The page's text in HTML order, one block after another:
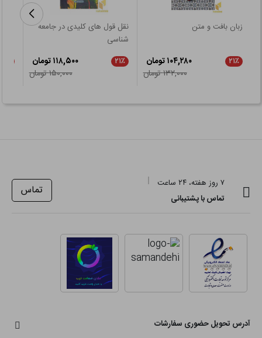
زبان بافت و متن
۲۱٪
۱۰۴,۲۸۰ تومان
۱۳۲,۰۰۰ تومان
نقل قول های کلیدی در جامعه
شناسی
۲۱٪
۱۱۸,۵۰۰ تومان
۱۵۰,۰۰۰ تومان
۷ روز هفته، ۲۴ ساعت
تماس با پشتیبانی
تماس
آدرس تحویل حضوری سفارشات